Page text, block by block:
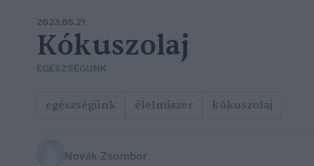
2023.05.21
Kókuszolaj
EGÉSZSÉGÜNK
egészségünk élelmiszer kókuszolaj
Novák Zsombor